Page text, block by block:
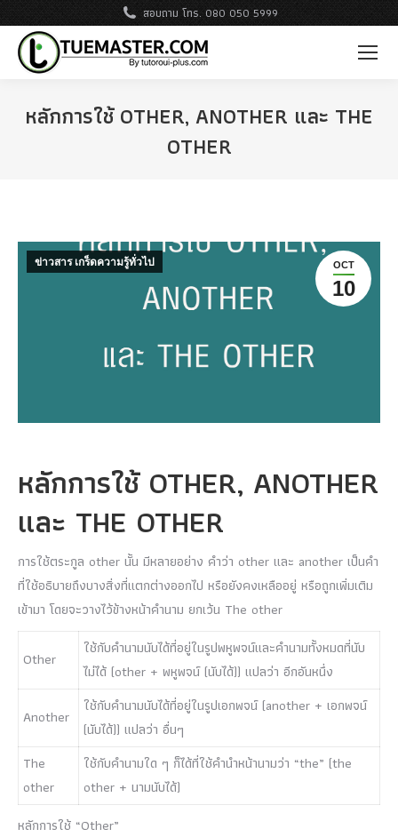
สอบถาม โทร. 080 050 5999
หลักการใช้ OTHER, ANOTHER และ THE
OTHER
OCT
10
ข่าวสาร เกร็ดความรู้ทั่วไป
หลักการใช้ OTHER, ANOTHER
และ THE OTHER
การใช้ตระกูล other นั้น มีหลายอย่าง คำว่า other และ another เป็นคำ
ที่ใช้อธิบายถึงบางสิ่งที่แตกต่างออกไป หรือยังคงเหลืออยู่ หรือถูกเพิ่มเติม
เข้ามา โดยจะวางไว้ข้างหน้าคำนาม ยกเว้น The other
Other
ใช้กับคำนามนับได้ที่อยู่ในรูปพหูพจน์และคำนามทั้งหมดที่นับ
ไม่ได้ (other + พหูพจน์ (นับได้)) แปลว่า อีกอันหนึ่ง
Another
ใช้กับคำนามนับได้ที่อยู่ในรูปเอกพจน์ (another + เอกพจน์
(นับได้)) แปลว่า อื่นๆ
The
other
ใช้กับคำนามใด ๆ ก็ได้ที่ใช้คำนำหน้านามว่า “the” (the
other + นามนับได้)
หลักการใช้ “Other”